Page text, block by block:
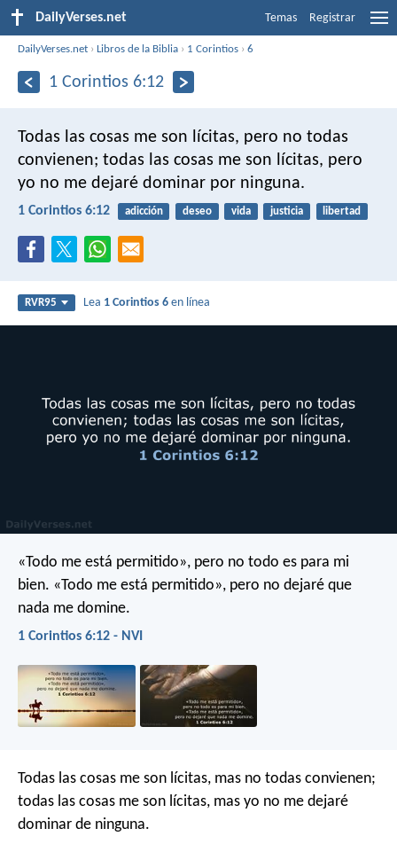
DailyVerses.net Temas Registrar
DailyVerses.net ›Libros de la Biblia › 1 Corintios ›6
1 Corintios 6:12
Todas las cosas me son lícitas, pero no todas
convienen; todas las cosas me son lícitas, pero
yo no me dejaré dominar por ninguna.
1 Corintios 6:12 adicción deseo vida justicia libertad
RVR95 Lea 1 Corintios 6 en línea
«Todo me está permitido», pero no todo es para mi
bien. «Todo me está permitido», pero no dejaré que
nada me domine.
1 Corintios 6:12 - NVI
Todas las cosas me son lícitas, mas no todas convienen;
todas las cosas me son lícitas, mas yo no me dejaré
dominar de ninguna.